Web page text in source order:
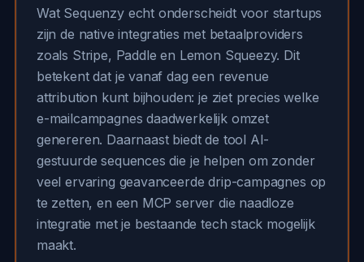
Wat Sequenzy echt onderscheidt voor startups
zijn de native integraties met betaalproviders
zoals Stripe, Paddle en Lemon Squeezy. Dit
betekent dat je vanaf dag een revenue
attribution kunt bijhouden: je ziet precies welke
e-mailcampagnes daadwerkelijk omzet
genereren. Daarnaast biedt de tool AI-
gestuurde sequences die je helpen om zonder
veel ervaring geavanceerde drip-campagnes op
te zetten, en een MCP server die naadloze
integratie met je bestaande tech stack mogelijk
maakt.